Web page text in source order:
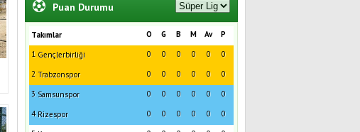
Puan Durumu
Takımlar P
Av
M
B
G
O
1 Gençlerbirliği 0
0
0
0
0
0
2 Trabzonspor 0
0
0
0
0
0
3 Samsunspor 0
0
0
0
0
0
4 Rizespor 0
0
0
0
0
0